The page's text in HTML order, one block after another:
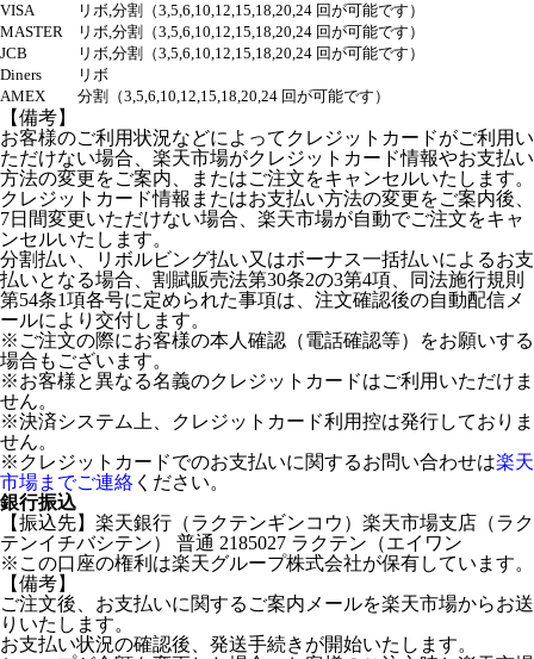
VISA
リボ,分割（3,5,6,10,12,15,18,20,24 回が可能です）
MASTER
リボ,分割（3,5,6,10,12,15,18,20,24 回が可能です）
JCB
リボ,分割（3,5,6,10,12,15,18,20,24 回が可能です）
Diners
リボ
AMEX
分割（3,5,6,10,12,15,18,20,24 回が可能です）
【備考】
お客様のご利用状況などによってクレジットカードがご利用い
ただけない場合、楽天市場がクレジットカード情報やお支払い
方法の変更をご案内、またはご注文をキャンセルいたします。
クレジットカード情報またはお支払い方法の変更をご案内後、
7日間変更いただけない場合、楽天市場が自動でご注文をキャ
ンセルいたします。
分割払い、リボルビング払い又はボーナス一括払いによるお支
払いとなる場合、割賦販売法第30条2の3第4項、同法施行規則
第54条1項各号に定められた事項は、注文確認後の自動配信メ
ールにより交付します。
※ご注文の際にお客様の本人確認（電話確認等）をお願いする
場合もございます。
※お客様と異なる名義のクレジットカードはご利用いただけま
せん。
※決済システム上、クレジットカード利用控は発行しておりま
せん。
※クレジットカードでのお支払いに関するお問い合わせは楽天
市場までご連絡 ください。
銀行振込
【振込先】楽天銀行（ラクテンギンコウ）楽天市場支店（ラク
テンイチバシテン） 普通 2185027 ラクテン（エイワン
※この口座の権利は楽天グループ株式会社が保有しています。
【備考】
ご注文後、お支払いに関するご案内メールを楽天市場からお送
りいたします。
お支払い状況の確認後、発送手続きが開始いたします。